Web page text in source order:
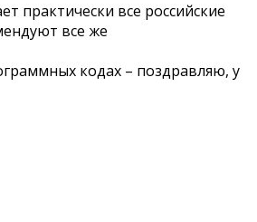
практически все российские
все же
кодах – поздравляю, у